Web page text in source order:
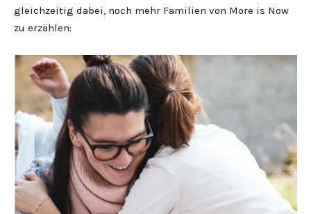
gleichzeitig dabei, noch mehr Familien von More is Now
zu erzählen: